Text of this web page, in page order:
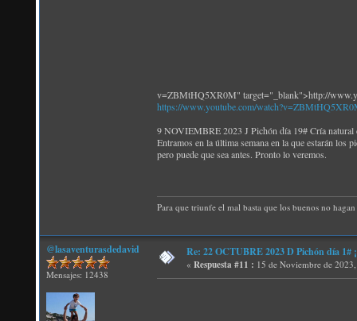
v=ZBMtHQ5XR0M" target="_blank">http://
https://www.youtube.com/
9 NOVIEMBRE 2023 J Pichón día 19# Cría natural
Entramos en la última semana en la que estarán los
pero puede que sea antes. Pronto lo veremos.
Para que triunfe el mal basta que los buenos no
@lasaventurasdedavid
Mensajes: 12438
Re: 22 OCTUBRE 2023 D Pichón día
« Respuesta #11 : 15 de Noviembre de